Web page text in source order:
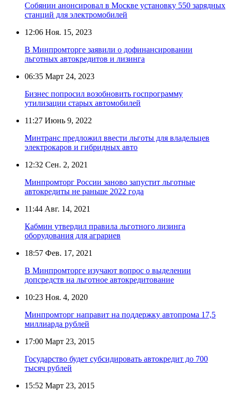
Собянин анонсировал в Москве установку 550 зарядных
станций для электромобилей
12:06 Ноя. 15, 2023
В Минпромторге заявили о дофинансировании
льготных автокредитов и лизинга
06:35 Март 24, 2023
Бизнес попросил возобновить госпрограмму
утилизации старых автомобилей
11:27 Июнь 9, 2022
Минтранс предложил ввести льготы для владельцев
электрокаров и гибридных авто
12:32 Сен. 2, 2021
Минпромторг России заново запустит льготные
автокредиты не раньше 2022 года
11:44 Авг. 14, 2021
Кабмин утвердил правила льготного лизинга
оборудования для аграриев
18:57 Фев. 17, 2021
В Минпромторге изучают вопрос о выделении
допсредств на льготное автокредитование
10:23 Ноя. 4, 2020
Минпромторг направит на поддержку автопрома 17,5
миллиарда рублей
17:00 Март 23, 2015
Государство будет субсидировать автокредит до 700
тысяч рублей
15:52 Март 23, 2015